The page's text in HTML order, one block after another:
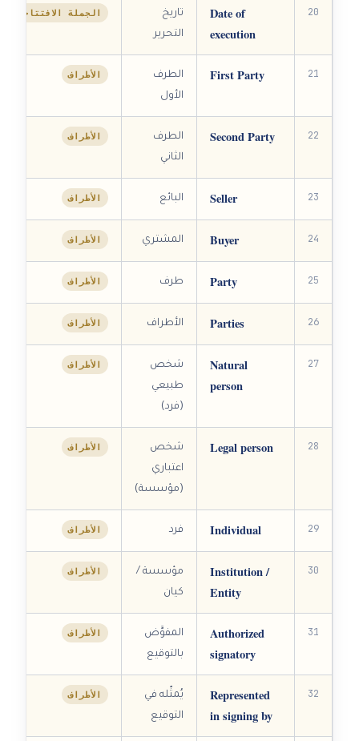
20
Date of
execution
تاريخ
التحرير
الجملة الافتتاحية
21
First Party
الطرف
الأول
الأطراف
22
Second Party
الطرف
الثاني
الأطراف
23
Seller البائع الأطراف
24
Buyer المشتري الأطراف
25
Party طرف الأطراف
26
Parties الأطراف الأطراف
27
Natural
person
شخص
طبيعي
(فرد)
الأطراف
28
Legal person
شخص
اعتباري
(مؤسسة)
الأطراف
29
Individual فرد الأطراف
30
Institution /
Entity
مؤسسة /
كيان
الأطراف
31
Authorized
signatory
المفوَّض
بالتوقيع
الأطراف
32
Represented
in signing by
يُمثّله في
التوقيع
الأطراف